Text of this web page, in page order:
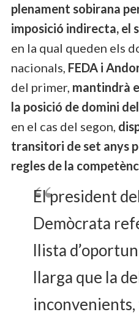
plenament sobirana
imposició indirecta, el
en la qual queden els
nacionals, FEDA i
del primer, mantindrà
la posició de domini
en el cas del segon,
transitori de set anys
regles de la
El president
Demòcrata
llista
llarga que la